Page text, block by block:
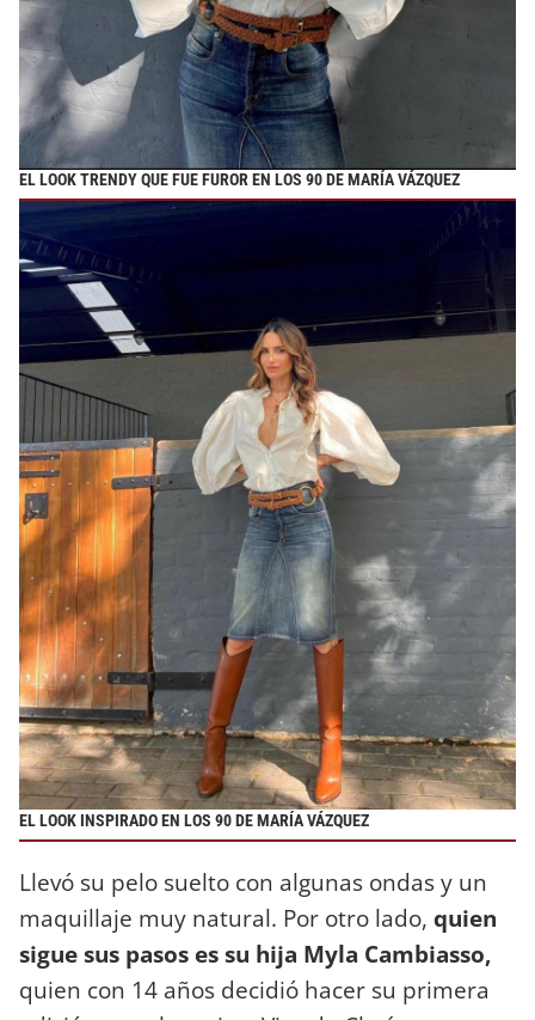
EL LOOK TRENDY QUE FUE FUROR EN LOS 90 DE MARÍA VÁZQUEZ
EL LOOK INSPIRADO EN LOS 90 DE MARÍA VÁZQUEZ
Llevó su pelo suelto con algunas ondas y un
maquillaje muy natural. Por otro lado, quien
sigue sus pasos es su hija Myla Cambiasso,
quien con 14 años decidió hacer su primera